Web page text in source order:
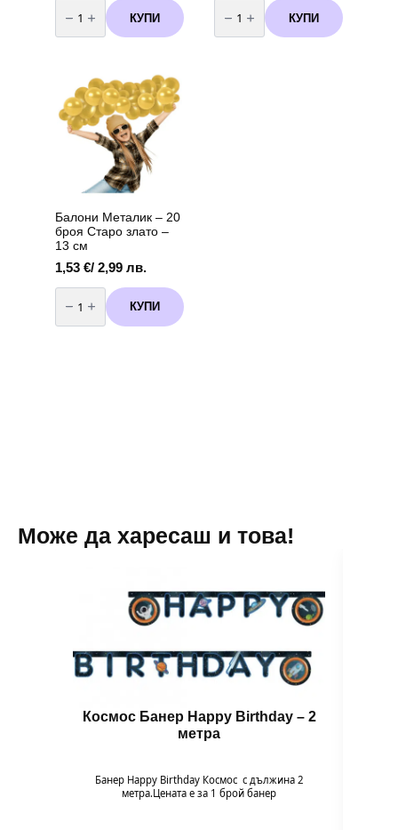
за
Балони
Металик
см
КУПИ за
Балони
Металик
КУПИ
Балони Металик – 20
броя Старо злато –
13 см
1,53 €/ 2,99 лв.
количество
за
Балони
Металик
КУПИ
Може да харесаш и това!
Космос Банер Happy Birthday – 2
метра
Банер Happy Birthday Космос с дължина 2
метра.Цената е за 1 брой банер